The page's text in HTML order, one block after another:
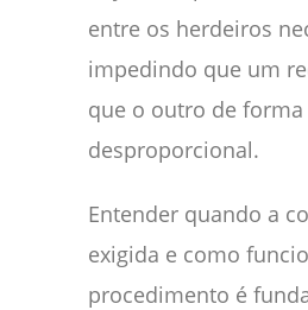
entre os herdeiros
impedindo que um
que o outro de forma
desproporcional.
Entender quando a
exigida e como
procedimento é